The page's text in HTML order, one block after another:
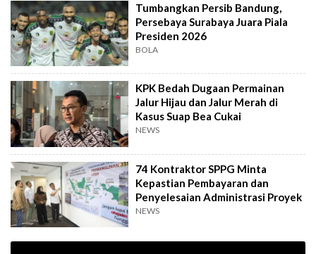
Tumbangkan Persib Bandung,
Persebaya Surabaya Juara Piala
Presiden 2026
BOLA
KPK Bedah Dugaan Permainan
Jalur Hijau dan Jalur Merah di
Kasus Suap Bea Cukai
NEWS
74 Kontraktor SPPG Minta
Kepastian Pembayaran dan
Penyelesaian Administrasi Proyek
NEWS